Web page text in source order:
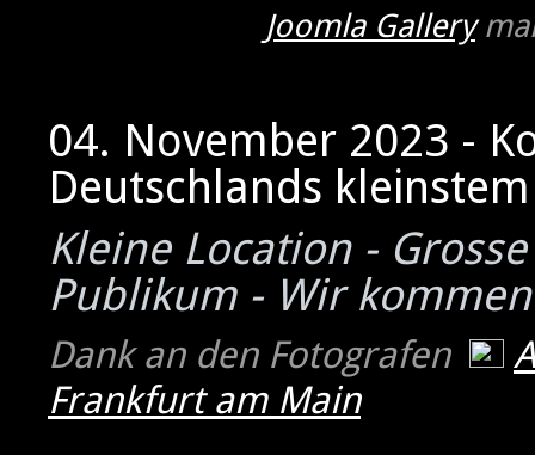
Joomla Gallery
04. November 2023 -
Deutschlands
Kleine Location -
Publikum - Wir
Dank an den Fotografen
A
Frankfurt am Main